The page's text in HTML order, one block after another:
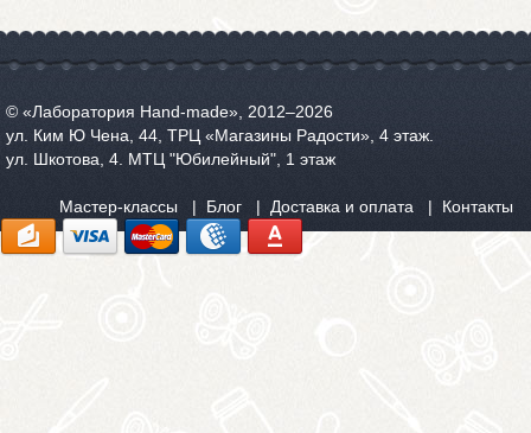
© «Лаборатория Hand-made», 2012‒2026
ул. Ким Ю Чена, 44, ТРЦ «Магазины Радости», 4 этаж.
ул. Шкотова, 4. МТЦ "Юбилейный", 1 этаж
Мастер-классы Блог Доставка и оплата Контакты